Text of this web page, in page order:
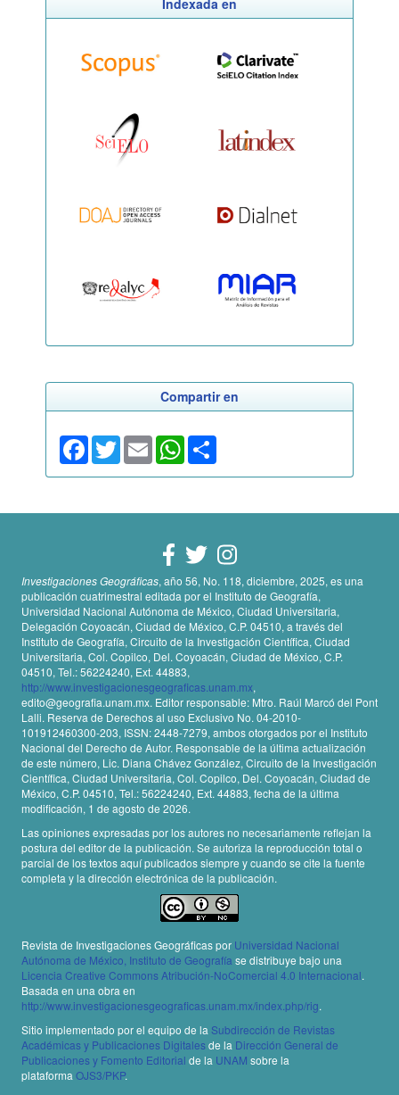
Compartir en
Facebook
TwitterEmail WhatsApp
Investigaciones Geográficas, año 56, No. 118, diciembre, 2025, es una
publicación cuatrimestral editada por el Instituto de Geografía,
Universidad Nacional Autónoma de México, Ciudad Universitaria,
Delegación Coyoacán, Ciudad de México, C.P. 04510, a través del
Instituto de Geografía, Circuito de la Investigación Científica, Ciudad
Universitaria, Col. Copilco, Del. Coyoacán, Ciudad de México, C.P.
04510, Tel.: 56224240, Ext. 44883,
http://www.investigacionesgeograficas.unam.mx,
edito@geografia.unam.mx. Editor responsable: Mtro. Raúl Marcó del Pont
Lalli. Reserva de Derechos al uso Exclusivo No. 04-2010-
101912460300-203, ISSN: 2448-7279, ambos otorgados por el Instituto
Nacional del Derecho de Autor. Responsable de la última actualización
de este número, Lic. Diana Chávez González, Circuito de la Investigación
Científica, Ciudad Universitaria, Col. Copilco, Del. Coyoacán, Ciudad de
México, C.P. 04510, Tel.: 56224240, Ext. 44883, fecha de la última
modificación, 1 de agosto de 2026.
Las opiniones expresadas por los autores no necesariamente reflejan la
postura del editor de la publicación. Se autoriza la reproducción total o
parcial de los textos aquí publicados siempre y cuando se cite la fuente
completa y la dirección electrónica de la publicación.
Revista de Investigaciones Geográficas por Universidad Nacional
Autónoma de México, Instituto de Geografía se distribuye bajo una
Licencia Creative Commons Atribución-NoComercial 4.0 Internacional.
Basada en una obra en
http://www.investigacionesgeograficas.unam.mx/index.php/rig.
Sitio implementado por el equipo de la Subdirección de Revistas
Académicas y Publicaciones Digitalesde la Dirección General de
Publicaciones y Fomento Editorial de la UNAM sobre la
plataforma OJS3/PKP.